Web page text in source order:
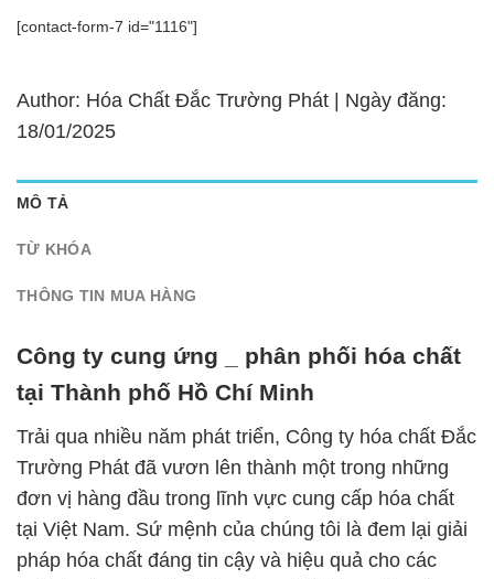
[contact-form-7 id="1116"]
Author: Hóa Chất Đắc Trường Phát | Ngày đăng:
18/01/2025
MÔ TẢ
TỪ KHÓA
THÔNG TIN MUA HÀNG
Công ty cung ứng _ phân phối hóa chất
tại Thành phố Hồ Chí Minh
Trải qua nhiều năm phát triển, Công ty hóa chất Đắc
Trường Phát đã vươn lên thành một trong những
đơn vị hàng đầu trong lĩnh vực cung cấp hóa chất
tại Việt Nam. Sứ mệnh của chúng tôi là đem lại giải
pháp hóa chất đáng tin cậy và hiệu quả cho các